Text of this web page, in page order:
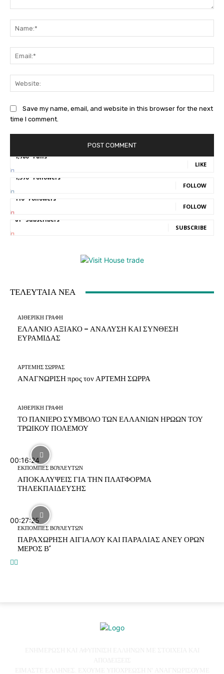
Save my name, email, and website in this browser for the next
time I comment.
1,780 Fans
LIKE
1,570
Followers
FOLLOW
110
Followers
FOLLOW
81
Subscribers
SUBSCRIBE
ΤΕΛΕΥΤΑΙΑ ΝΕΑ
ΑΙΘΕΡΙΚΗ ΓΡΑΦΗ
ΕΛΛΑΝΙΟ ΑΞΙΑΚΟ – ΑΝΑΛΥΣΗ ΚΑΙ ΣΥΝΘΕΣΗ
ΕΥΡΑΜΙΔΑΣ
ΑΡΤΕΜΗΣ ΣΩΡΡΑΣ
ΑΝΑΓΝΩΡΙΣΗ προς τον ΑΡΤΕΜΗ ΣΩΡΡΑ
ΑΙΘΕΡΙΚΗ ΓΡΑΦΗ
ΤΟ ΠΑΝΙΕΡΟ ΣΥΜΒΟΛΟ ΤΩΝ ΕΛΛΑΝΙΩΝ ΗΡΩΩΝ ΤΟΥ
ΤΡΩΙΚΟΥ ΠΟΛΕΜΟΥ
00:16:24
ΕΚΠΟΜΠΕΣ ΒΟΥΛΕΥΤΩΝ
ΑΠΟΚΑΛΥΨΕΙΣ ΓΙΑ ΤΗΝ ΠΛΑΤΦΟΡΜΑ
ΤΗΛΕΚΠΑΙΔΕΥΣΗΣ
00:27:25
ΕΚΠΟΜΠΕΣ ΒΟΥΛΕΥΤΩΝ
ΠΑΡΑΧΩΡΗΣΗ ΑΙΓΙΑΛΟΥ ΚΑΙ ΠΑΡΑΛΙΑΣ ΑΝΕΥ ΟΡΩΝ
ΜΕΡΟΣ Β’